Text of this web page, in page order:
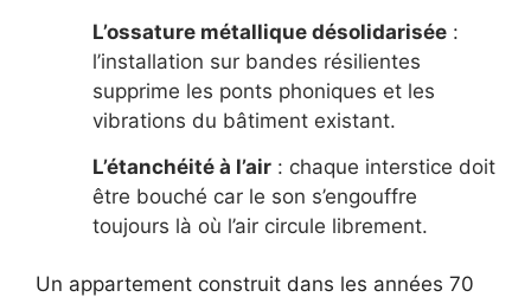
L’ossature métallique désolidarisée :
l’installation sur bandes résilientes
supprime les ponts phoniques et les
vibrations du bâtiment existant.
L’étanchéité à l’air : chaque interstice doit
être bouché car le son s’engouffre
toujours là où l’air circule librement.
Un appartement construit dans les années 70